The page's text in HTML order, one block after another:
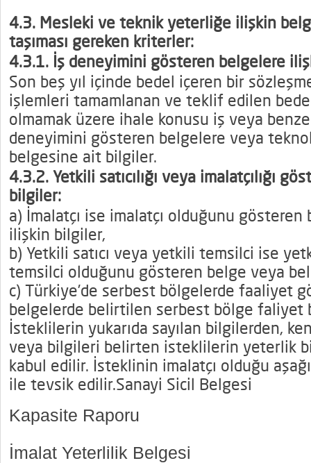
4.3. Mesleki ve teknik yeterliğe ilişkin
taşıması gereken kriterler:
4.3.1. İş deneyimini gösteren belgelere
Son beş yıl içinde bedel içeren bir
işlemleri tamamlanan ve teklif edilen
olmamak üzere ihale konusu iş veya
deneyimini gösteren belgelere veya
belgesine ait bilgiler.
4.3.2. Yetkili satıcılığı veya imalatçılığı
bilgiler:
a) İmalatçı ise imalatçı olduğunu
ilişkin bilgiler,
b) Yetkili satıcı veya yetkili temsilci ise
temsilci olduğunu gösteren belge veya
c) Türkiye’de serbest bölgelerde faaliyet
belgelerde belirtilen serbest bölge faliyet
İsteklilerin yukarıda sayılan bilgilerden,
veya bilgileri belirten isteklilerin yeterlik
kabul edilir. İsteklinin imalatçı olduğu
ile tevsik edilir.Sanayi Sicil Belgesi
Kapasite Raporu
İmalat Yeterlilik Belgesi